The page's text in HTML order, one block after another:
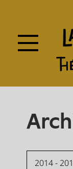
principal
2014 -